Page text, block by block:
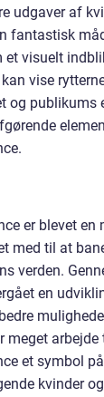
udgaver af
fantastisk
et visuelt
vise
og publikums
er blevet
med til at
verden.
en
meget arbejde
et symbol
kvinder